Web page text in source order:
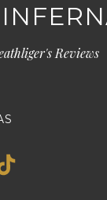
Reviews
TikTok